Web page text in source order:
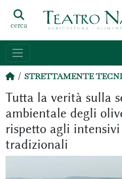
cerca
STRETTAMENTE
Tutta la verità sulla
ambientale degli
rispetto agli
tradizionali